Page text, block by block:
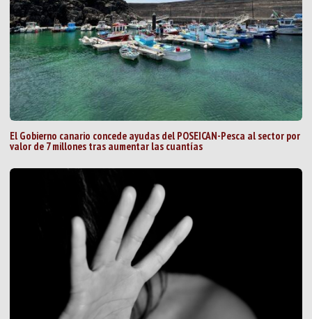
El Gobierno canario concede ayudas del POSEICAN-Pesca al sector por
valor de 7 millones tras aumentar las cuantías